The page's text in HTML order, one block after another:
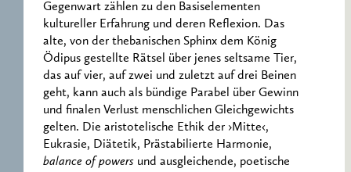
Gegenwart zählen zu den Basiselementen
kultureller Erfahrung und deren Reflexion. Das
alte, von der thebanischen Sphinx dem König
Ödipus gestellte Rätsel über jenes seltsame Tier,
das auf vier, auf zwei und zuletzt auf drei Beinen
geht, kann auch als bündige Parabel über Gewinn
und finalen Verlust menschlichen Gleichgewichts
gelten. Die aristotelische Ethik der ›Mitte‹,
Eukrasie, Diätetik, Prästabilierte Harmonie,
balance of powers und ausgleichende, poetische